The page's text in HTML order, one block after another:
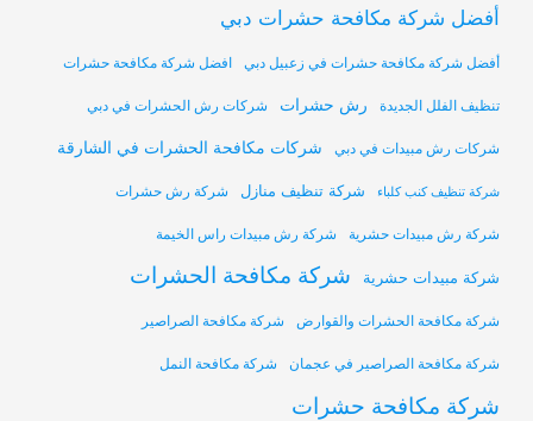
أفضل شركة مكافحة حشرات دبي
أفضل شركة مكافحة حشرات في زعبيل دبي افضل شركة مكافحة حشرات
تنظيف الفلل الجديدة رش حشرات شركات رش الحشرات في دبي
شركات رش مبيدات في دبي شركات مكافحة الحشرات في الشارقة
شركة تنظيف كنب كلباء شركة تنظيف منازل شركة رش حشرات
شركة رش مبيدات حشرية شركة رش مبيدات راس الخيمة
شركة مبيدات حشرية شركة مكافحة الحشرات
شركة مكافحة الحشرات والقوارض شركة مكافحة الصراصير
شركة مكافحة الصراصير في عجمان شركة مكافحة النمل
شركة مكافحة حشرات